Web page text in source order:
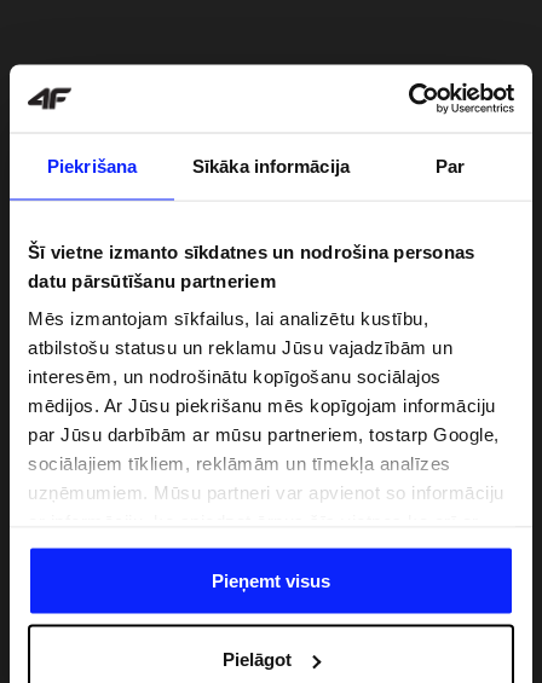
Piekrišana Sīkāka informācija Par
Šī vietne izmanto sīkdatnes un nodrošina personas
datu pārsūtīšanu partneriem
Mēs izmantojam sīkfailus, lai analizētu kustību,
atbilstošu statusu un reklamu Jūsu vajadzībām un
interesēm, un nodrošinātu kopīgošanu sociālajos
mēdijos. Ar Jūsu piekrišanu mēs kopīgojam informāciju
par Jūsu darbībām ar mūsu partneriem, tostarp Google,
sociālajiem tīkliem, reklāmām un tīmekļa analīzes
uzņēmumiem. Mūsu partneri var apvienot so informāciju
datiem, ko viņi iegūst, izmantojot viņu pakalpojumus. Ar
Jūsu atļauju, mēs varam pārsūtīt Jūsu personas datus
saviem partneriem, lai uzlabotu veidu, kadā tiek rādīta
saturu un uzlabotu mūsu partneru piedāvātos risinajumus
Pieņemt visus
Pielāgot